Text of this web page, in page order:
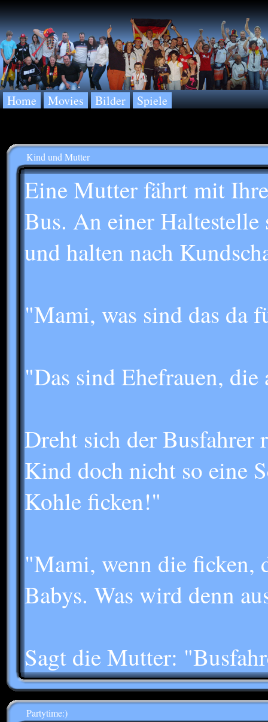
Home Movies Bilder Spiele
Kind und Mutter
Eine Mutter fährt mit
Bus. An einer Haltestelle
und halten nach
"Mami, was sind das da
"Das sind Ehefrauen,
Dreht sich der Busfahrer
Kind doch nicht so eine
Kohle ficken!"
"Mami, wenn die ficken,
Babys. Was wird denn
Sagt die Mutter:
Partytime:)